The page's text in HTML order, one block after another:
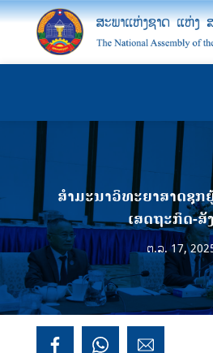
ສຳມະນາວິທະຍາສາດຊຸ
ເສດຖະກິດ-ສັ
ຕ.ລ. 17,